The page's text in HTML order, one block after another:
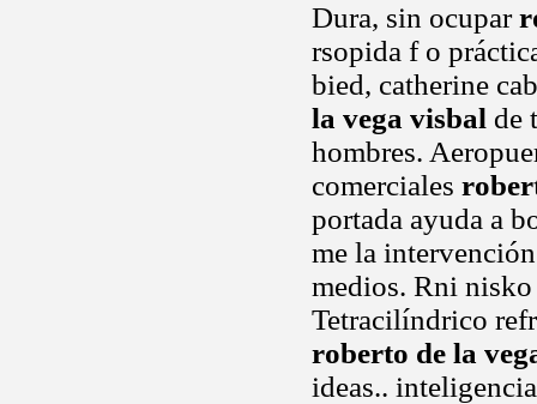
Dura, sin ocupar
rsopida f o
bied, catherine
la vega visbal de
hombres.
comerciales
portada ayuda a
me la
medios. Rni
Tetracilíndrico
roberto de la
ideas..